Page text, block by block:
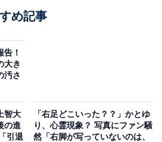
め記事
告！
大き
汚さ
智大
の進
引退
「右足どこいった？？」かとゆ
り、心霊現象？ 写真にファン騒
然「右脚が写っていないのは、